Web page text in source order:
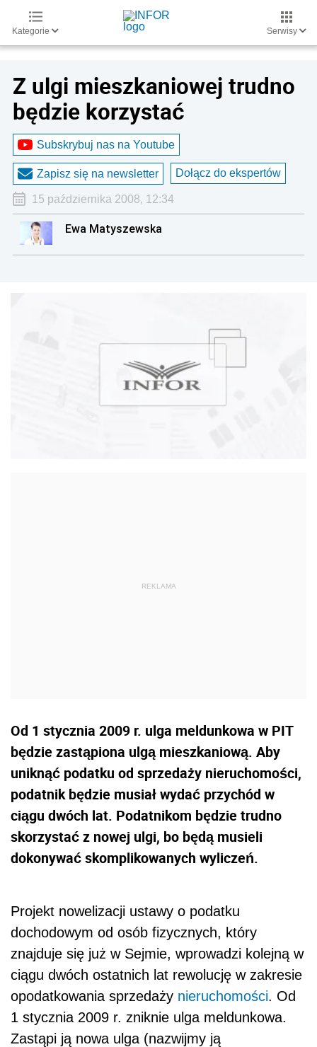
Kategorie Serwisy
Z ulgi mieszkaniowej trudno
będzie korzystać
Subskrybuj nas na Youtube
Zapisz się na newsletter Dołącz do ekspertów
15 października 2008, 12:34
Ewa Matyszewska
Od 1 stycznia 2009 r. ulga meldunkowa w PIT
będzie zastąpiona ulgą mieszkaniową. Aby
uniknąć podatku od sprzedaży nieruchomości,
podatnik będzie musiał wydać przychód w
ciągu dwóch lat. Podatnikom będzie trudno
skorzystać z nowej ulgi, bo będą musieli
dokonywać skomplikowanych wyliczeń.
Projekt nowelizacji ustawy o podatku
dochodowym od osób fizycznych, który
znajduje się już w Sejmie, wprowadzi kolejną w
ciągu dwóch ostatnich lat rewolucję w zakresie
opodatkowania sprzedaży nieruchomości. Od
1 stycznia 2009 r. zniknie ulga meldunkowa.
Zastąpi ją nowa ulga (nazwijmy ją